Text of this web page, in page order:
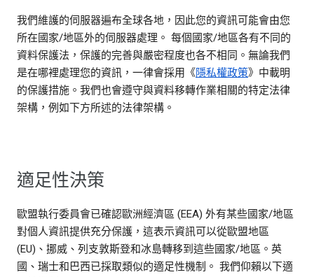
我們維護的伺服器遍布全球各地，因此您的資訊可能會由您
所在國家/地區外的伺服器處理。 每個國家/地區各有不同的
資料保護法，保護的完善與嚴密程度也各不相同。無論我們
是在哪裡處理您的資訊，一律會採用《隱私權政策》中載明
的保護措施。我們也會遵守與資料移轉作業相關的特定法律
架構，例如下方所述的法律架構。
適足性決策
歐盟執行委員會已確認歐洲經濟區 (EEA) 外有某些國家/地區
對個人資訊提供充分保護，這表示資訊可以從歐盟地區
(EU)、挪威、列支敦斯登和冰島轉移到這些國家/地區。英
國、瑞士和巴西已採取類似的適足性機制。 我們仰賴以下適